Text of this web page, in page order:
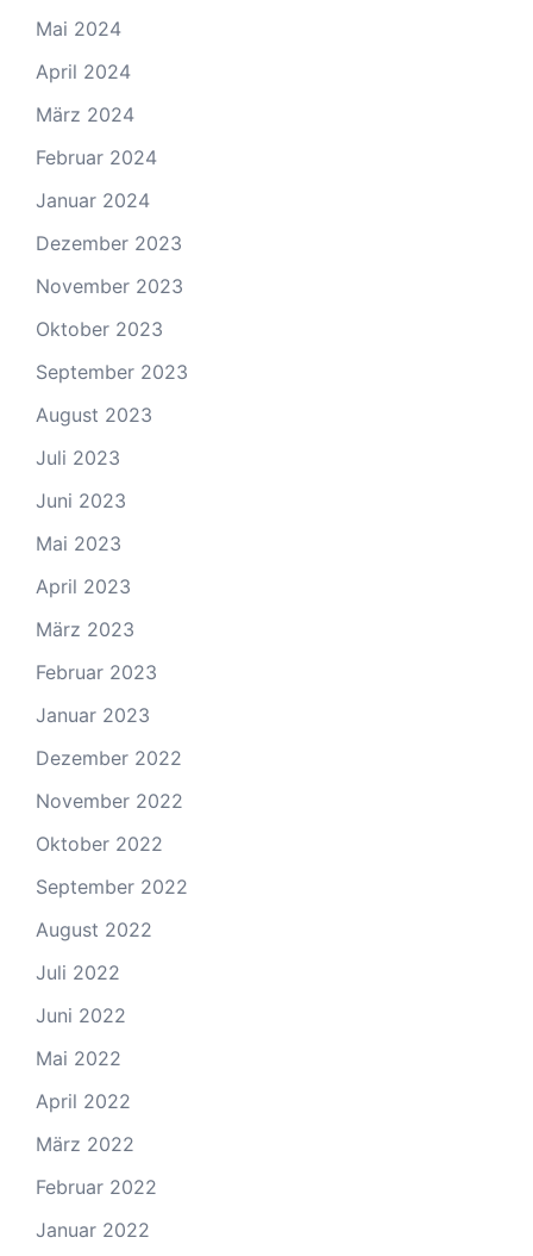
Mai 2024
April 2024
März 2024
Februar 2024
Januar 2024
Dezember 2023
November 2023
Oktober 2023
September 2023
August 2023
Juli 2023
Juni 2023
Mai 2023
April 2023
März 2023
Februar 2023
Januar 2023
Dezember 2022
November 2022
Oktober 2022
September 2022
August 2022
Juli 2022
Juni 2022
Mai 2022
April 2022
März 2022
Februar 2022
Januar 2022